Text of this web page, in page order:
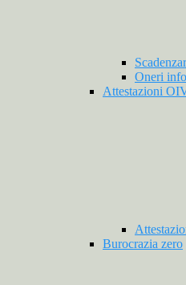
Oneri
Attestazioni
Burocrazia zero